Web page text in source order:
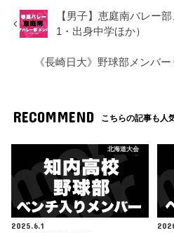
【男子】恵庭南バレー
1・出身中学ほか）
《長崎日大》野球部メンバー
RECOMMEND こちらの記事も人
北海道大会
2025.6.1